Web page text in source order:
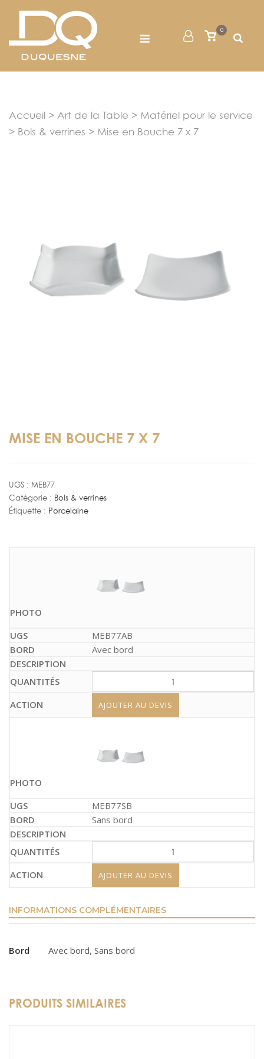
content
Mon
Voir
0
Accueil > Art de la Table > Matériel pour le service
> Bols & verrines > Mise en Bouche 7 x 7
MISE EN BOUCHE 7 X 7
UGS : MEB77
Catégorie : Bols & verrines
Étiquette : Porcelaine
MEB77AB
Avec bord
AJOUTER AU DEVIS
MEB77SB
Sans bord
AJOUTER AU DEVIS
INFORMATIONS COMPLÉMENTAIRES
Bord Avec bord, Sans bord
PRODUITS SIMILAIRES